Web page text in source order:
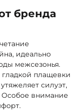
бренда
идеально
межсезонья.
плащевки
силуэт,
Особое внимание